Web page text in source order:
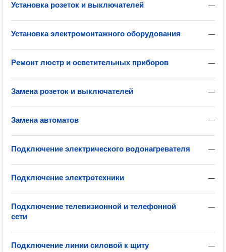
—
Установка розеток и выключателей
—
Установка электромонтажного оборудования
—
Ремонт люстр и осветительных приборов
—
Замена розеток и выключателей
—
Замена автоматов
—
Подключение электрического водонагревателя
—
Подключение электротехники
—
Подключение телевизионной и телефонной
сети
—
Подключение линии силовой к щиту